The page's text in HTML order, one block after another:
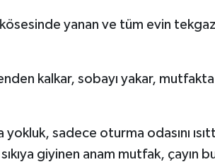
kösesinde yanan ve tüm evin tekgaz
kalkar, sobayı yakar, mutfakta
sadece oturma odasını
giyinen anam mutfak, çayın